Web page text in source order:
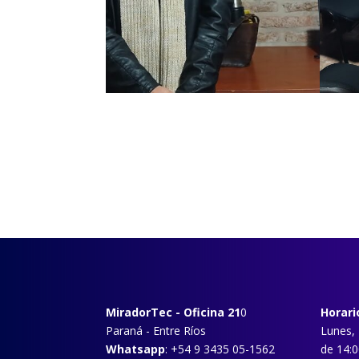
MiradorTec - Oficina 210
Paraná - Entre Ríos
Whatsapp: +54 9 3435 05-1562
Lunes,
de